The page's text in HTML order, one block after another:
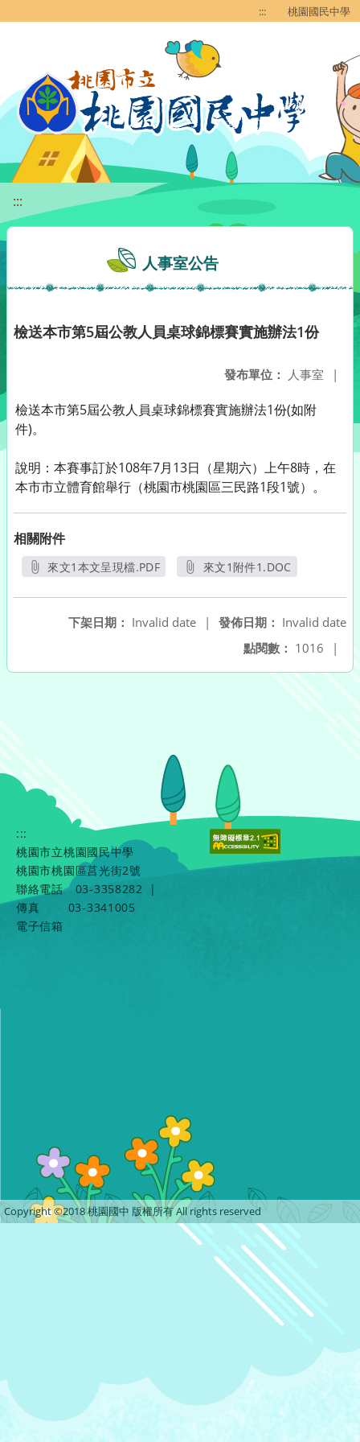
::: 桃園國民中學
:::
人事室公告
檢送本市第5屆公教人員桌球錦標賽實施辦法1份
發布單位： 人事室 |
檢送本市第5屆公教人員桌球錦標賽實施辦法1份(如附
件)。
說明：本賽事訂於108年7月13日（星期六）上午8時，在
本市市立體育館舉行（桃園市桃園區三民路1段1號）。
相關附件
來文1本文呈現檔.PDF
來文1附件1.DOC
發佈日期： Invalid date
下架日期： Invalid date
|
點閱數： 1016 |
:::
桃園市立桃園國民中學
桃園市桃園區莒光街2號
聯絡電話
03-3358282
|
傳真
03-3341005
電子信箱
Copyright ©2018 桃園國中 版權所有 All rights reserved